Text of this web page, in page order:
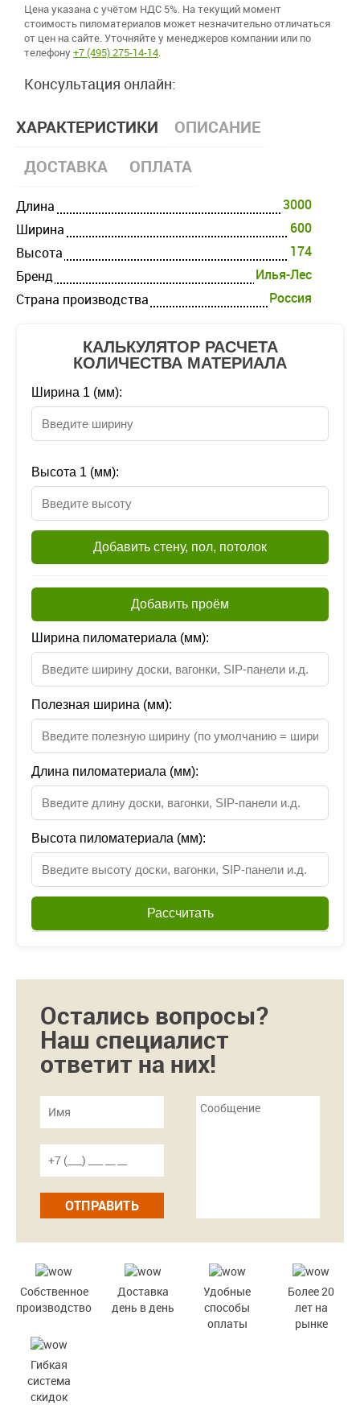
Цена указана с учётом НДС 5%. На текущий момент
стоимость пиломатериалов может незначительно отличаться
от цен на сайте. Уточняйте у менеджеров компании или по
телефону+7 (495) 275-14-14.
Консультация онлайн:
ХАРАКТЕРИСТИКИ
ОПИСАНИЕ
ДОСТАВКА
ОПЛАТА
Длина
3000
Ширина
600
Высота
174
Бренд
Илья-Лес
Страна производства
Россия
КАЛЬКУЛЯТОР РАСЧЕТА
КОЛИЧЕСТВА МАТЕРИАЛА
Ширина 1 (мм):
Высота 1 (мм):
Добавить стену, пол, потолок
Добавить проём
Ширина пиломатериала (мм):
Полезная ширина (мм):
Длина пиломатериала (мм):
Высота пиломатериала (мм):
Рассчитать
Остались вопросы?
Наш специалист
ответит на них!
ОТПРАВИТЬ
Собственное
производство
Доставка
день в день
Удобные
способы
оплаты
Более 20
лет на
рынке
Гибкая
система
скидок